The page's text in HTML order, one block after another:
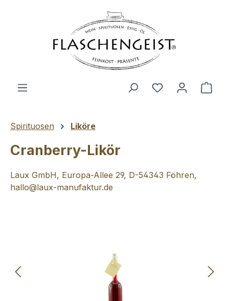
Du hast 0
Spirituosen Liköre
Cranberry-Likör
Laux GmbH, Europa-Allee 29, D-54343 Föhren,
hallo@laux-manufaktur.de